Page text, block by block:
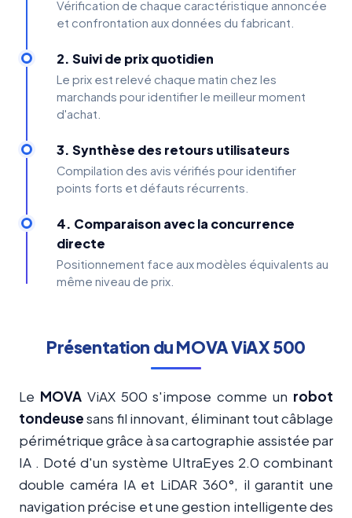
Vérification de chaque caractéristique annoncée
et confrontation aux données du fabricant.
2. Suivi de prix quotidien
Le prix est relevé chaque matin chez les
marchands pour identifier le meilleur moment
d'achat.
3. Synthèse des retours utilisateurs
Compilation des avis vérifiés pour identifier
points forts et défauts récurrents.
4. Comparaison avec la concurrence
directe
Positionnement face aux modèles équivalents au
même niveau de prix.
Présentation du MOVA ViAX 500
Le MOVAViAX 500 s'impose comme un robot
tondeusesans fil innovant, éliminant tout câblage
périmétrique grâce à sa cartographie assistée par
IA . Doté d'un système UltraEyes 2.0 combinant
double caméra IA et LiDAR 360°, il garantit une
navigation précise et une gestion intelligente des